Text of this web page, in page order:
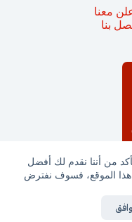
من أننا نقدم لك أفضل
هذا الموقع، فسوف نفترض
2025
معنا
بنا